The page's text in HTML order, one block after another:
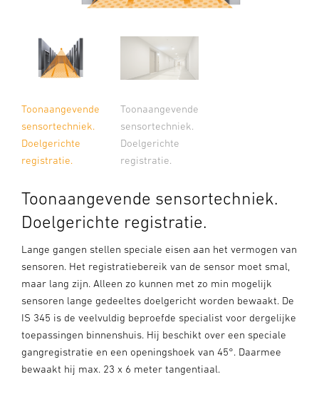
Toonaangevende
sensortechniek.
Doelgerichte
registratie.
Toonaangevende
sensortechniek.
Doelgerichte
registratie.
Toonaangevende sensortechniek.
Doelgerichte registratie.
Lange gangen stellen speciale eisen aan het vermogen van
sensoren. Het registratiebereik van de sensor moet smal,
maar lang zijn. Alleen zo kunnen met zo min mogelijk
sensoren lange gedeeltes doelgericht worden bewaakt. De
IS 345 is de veelvuldig beproefde specialist voor dergelijke
toepassingen binnenshuis. Hij beschikt over een speciale
gangregistratie en een openingshoek van 45°. Daarmee
bewaakt hij max. 23 x 6 meter tangentiaal.